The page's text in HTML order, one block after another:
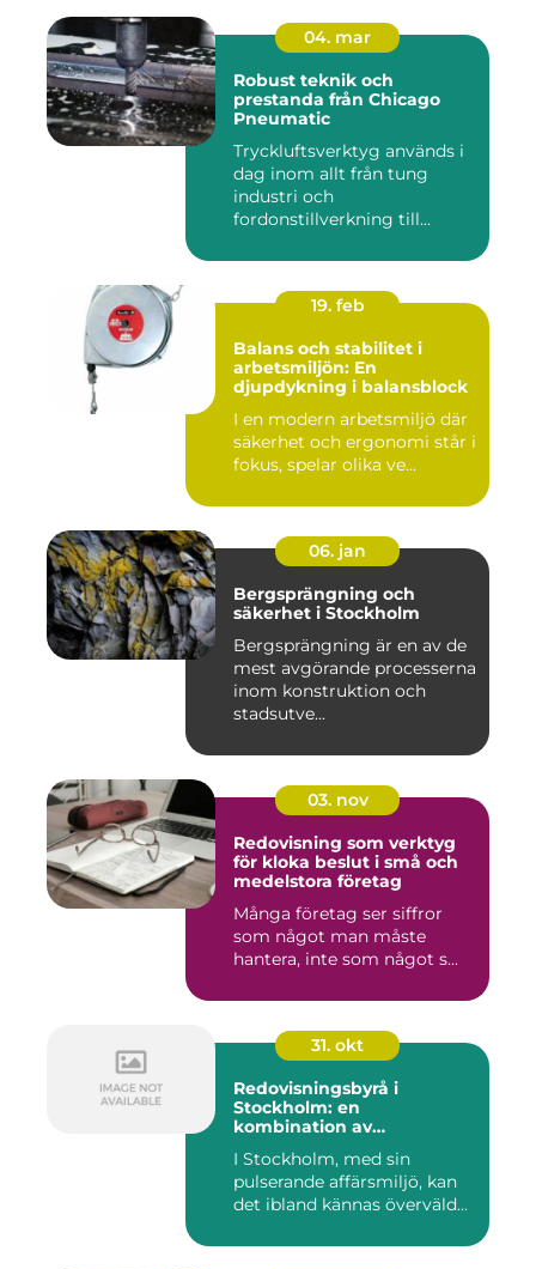
04. mar
Robust teknik och
prestanda från Chicago
Pneumatic
Tryckluftsverktyg används i
dag inom allt från tung
industri och
fordonstillverkning till...
19. feb
Balans och stabilitet i
arbetsmiljön: En
djupdykning i balansblock
I en modern arbetsmiljö där
säkerhet och ergonomi står i
fokus, spelar olika ve...
06. jan
Bergsprängning och
säkerhet i Stockholm
Bergsprängning är en av de
mest avgörande processerna
inom konstruktion och
stadsutve...
03. nov
Redovisning som verktyg
för kloka beslut i små och
medelstora företag
Många företag ser siffror
som något man måste
hantera, inte som något s...
31. okt
Redovisningsbyrå i
Stockholm: en
kombination av
personlig service
I Stockholm, med sin
pulserande affärsmiljö, kan
det ibland kännas överväld...